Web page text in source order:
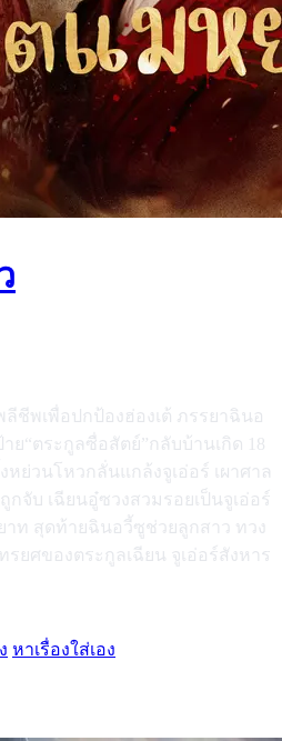
ชีพเพื่อปกป้องฮ่องเต้ ภรรยาฉินอ
ย“ตระกูลซื่อสัตย์”กลับบ้านเกิด 18
ย่วนโหวกลั่นแกล้งจูเอ่อร์ เผาศาล
จับ เฉียนอู๋ซวงสวมรอยเป็นจูเอ่อร์
าท สุดท้ายฉินอวี้ซูช่วยลูกสาว ทวง
ยศของตระกูลเฉียน จูเอ่อร์สังหาร
หาเรื่องใส่เอง